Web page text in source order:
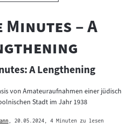
Minutes – A
"
A Lengthening
von Amateuraufnahmen einer jüdisch
Stadt im Jahr 1938
, 20.05.2024 , 4 Minuten zu lesen